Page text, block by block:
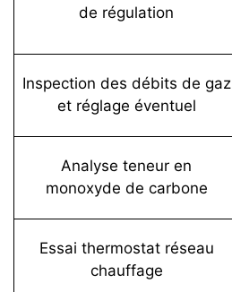
de régulation
Inspection des débits de gaz
et réglage éventuel
Analyse teneur en
monoxyde de carbone
Essai thermostat réseau
chauffage